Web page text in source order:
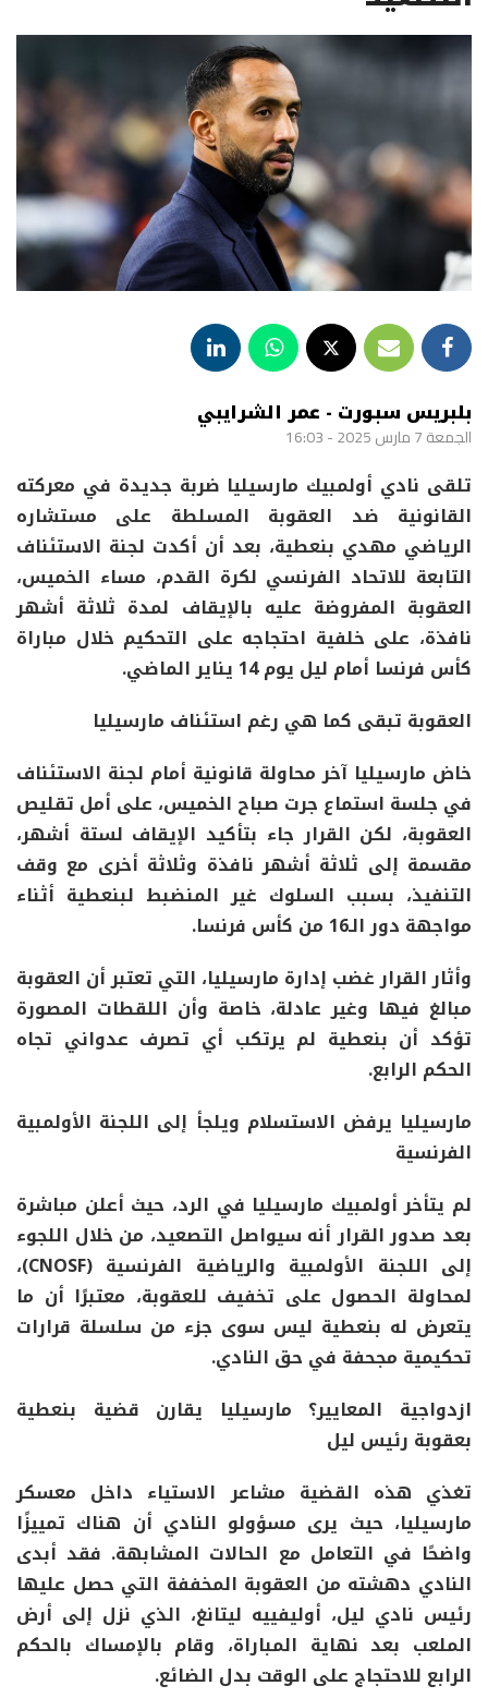
بلبريس سبورت - عمر الشرايبي
الجمعة 7 مارس 2025 - 16:03
تلقى نادي أولمبيك مارسيليا ضربة جديدة في معركته
القانونية ضد العقوبة المسلطة على مستشاره
الرياضي مهدي بنعطية، بعد أن أكدت لجنة الاستئناف
التابعة للاتحاد الفرنسي لكرة القدم، مساء الخميس،
العقوبة المفروضة عليه بالإيقاف لمدة ثلاثة أشهر
نافذة، على خلفية احتجاجه على التحكيم خلال مباراة
كأس فرنسا أمام ليل يوم 14 يناير الماضي.
العقوبة تبقى كما هي رغم استئناف مارسيليا
خاض مارسيليا آخر محاولة قانونية أمام لجنة الاستئناف
في جلسة استماع جرت صباح الخميس، على أمل تقليص
العقوبة، لكن القرار جاء بتأكيد الإيقاف لستة أشهر،
مقسمة إلى ثلاثة أشهر نافذة وثلاثة أخرى مع وقف
التنفيذ، بسبب السلوك غير المنضبط لبنعطية أثناء
مواجهة دور الـ16 من كأس فرنسا.
وأثار القرار غضب إدارة مارسيليا، التي تعتبر أن العقوبة
مبالغ فيها وغير عادلة، خاصة وأن اللقطات المصورة
تؤكد أن بنعطية لم يرتكب أي تصرف عدواني تجاه
الحكم الرابع.
مارسيليا يرفض الاستسلام ويلجأ إلى اللجنة الأولمبية
الفرنسية
لم يتأخر أولمبيك مارسيليا في الرد، حيث أعلن مباشرة
بعد صدور القرار أنه سيواصل التصعيد، من خلال اللجوء
إلى اللجنة الأولمبية والرياضية الفرنسية (CNOSF)،
لمحاولة الحصول على تخفيف للعقوبة، معتبرًا أن ما
يتعرض له بنعطية ليس سوى جزء من سلسلة قرارات
تحكيمية مجحفة في حق النادي.
ازدواجية المعايير؟ مارسيليا يقارن قضية بنعطية
بعقوبة رئيس ليل
تغذي هذه القضية مشاعر الاستياء داخل معسكر
مارسيليا، حيث يرى مسؤولو النادي أن هناك تمييزًا
واضحًا في التعامل مع الحالات المشابهة. فقد أبدى
النادي دهشته من العقوبة المخففة التي حصل عليها
رئيس نادي ليل، أوليفييه ليتانغ، الذي نزل إلى أرض
الملعب بعد نهاية المباراة، وقام بالإمساك بالحكم
الرابع للاحتجاج على الوقت بدل الضائع.